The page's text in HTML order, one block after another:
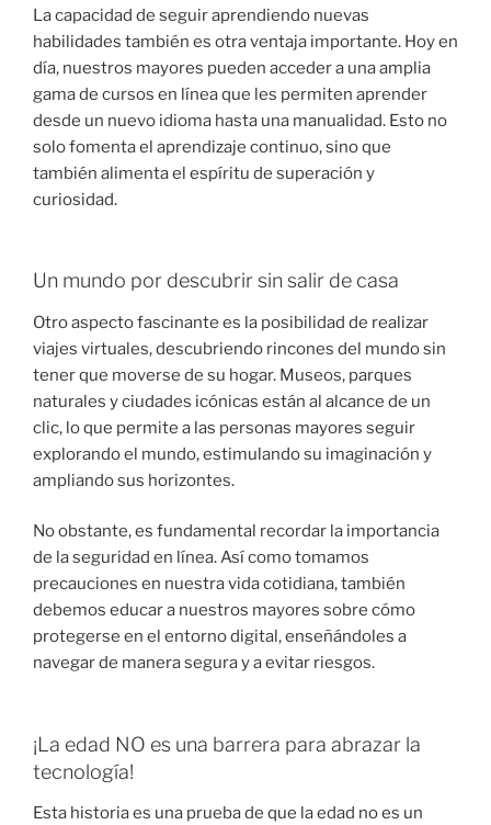
La capacidad de seguir aprendiendo nuevas
habilidades también es otra ventaja importante. Hoy en
día, nuestros mayores pueden acceder a una amplia
gama de cursos en línea que les permiten aprender
desde un nuevo idioma hasta una manualidad. Esto no
solo fomenta el aprendizaje continuo, sino que
también alimenta el espíritu de superación y
curiosidad.
Un mundo por descubrir sin salir de casa
Otro aspecto fascinante es la posibilidad de realizar
viajes virtuales, descubriendo rincones del mundo sin
tener que moverse de su hogar. Museos, parques
naturales y ciudades icónicas están al alcance de un
clic, lo que permite a las personas mayores seguir
explorando el mundo, estimulando su imaginación y
ampliando sus horizontes.
No obstante, es fundamental recordar la importancia
de la seguridad en línea. Así como tomamos
precauciones en nuestra vida cotidiana, también
debemos educar a nuestros mayores sobre cómo
protegerse en el entorno digital, enseñándoles a
navegar de manera segura y a evitar riesgos.
¡La edad NO es una barrera para abrazar la
tecnología!
Esta historia es una prueba de que la edad no es un